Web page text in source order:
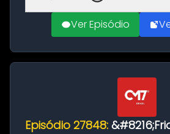
Ver Episódio
Episódio 27848: